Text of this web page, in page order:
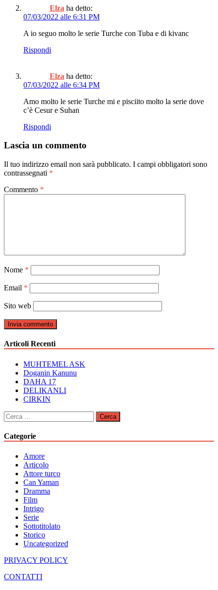
Elza ha detto:
07/03/2022 alle 6:31 PM
A io seguo molto le serie Turche con Tuba e di kivanc
Rispondi
Elza ha detto:
07/03/2022 alle 6:34 PM
Amo molto le serie Turche mi e pisciito molto la serie dove
c’è Cesur e Suhan
Rispondi
Lascia un commento
Il tuo indirizzo email non sarà pubblicato. I campi obbligatori sono
contrassegnati *
Commento *
Nome *
Email *
Sito web
Articoli Recenti
MUHTEMEL ASK
Doganin Kanunu
DAHA 17
DELIKANLI
CIRKIN
Ricerca
per:
Categorie
Amore
Articolo
Attore turco
Can Yaman
Dramma
Film
Intrigo
Serie
Sottotitolato
Storico
Uncategorized
PRIVACY POLICY
CONTATTI